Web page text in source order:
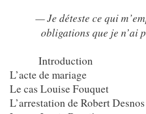
— Je déteste ce qui
obligations que je n’ai
Introduction
L’acte de mariage
Le cas Louise Fouquet
L’arrestation de Robert Desnos